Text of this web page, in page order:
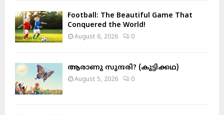
o
r
:
Football: The Beautiful Game That
Conquered the World!
August 6, 2026 0
ആരാണു സുന്ദരി? (കുട്ടിക്കഥ)
August 5, 2026 0